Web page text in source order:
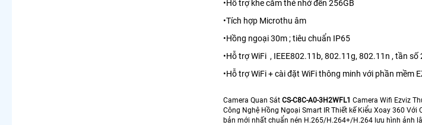
•Hỗ trợ khe cắm thẻ nhớ đến 256GB
•Tích hợp Microthu âm
•Hồng ngoại 30m ; tiêu chuẩn IP65
•Hỗ trợ WiFi , IEEE802.11b, 802.11g, 802.11n , tần
•Hỗ trợ WiFi + cài đặt WiFi thông minh với phần
Camera Quan Sát CS-C8C-A0-3H2WFL1 Camera Wifi Ezviz
Công Nghệ Hồng Ngoại Smart IR Thiết kế Kiểu Xoay 360 Với
bản mới nhất chuẩn nén H.265/H.264+/H.264 lưu hình ảnh